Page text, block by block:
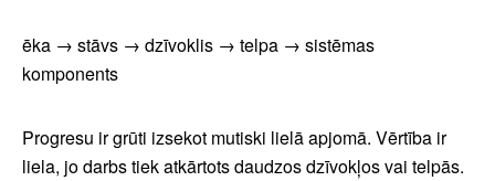
ēka → stāvs → dzīvoklis → telpa → sistēmas
komponents
Progresu ir grūti izsekot mutiski lielā apjomā. Vērtība ir
liela, jo darbs tiek atkārtots daudzos dzīvokļos vai telpās.